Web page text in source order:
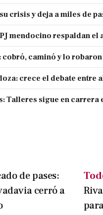
crisis y deja a miles de
mendocino respaldan
cobró, caminó y lo robaron
crece el debate entre
Talleres sigue en carrera
de pases:
cerró a